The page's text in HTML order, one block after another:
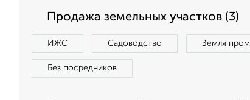
Продажа земельных участков (3)
ИЖС Садоводство Земля
Без посредников